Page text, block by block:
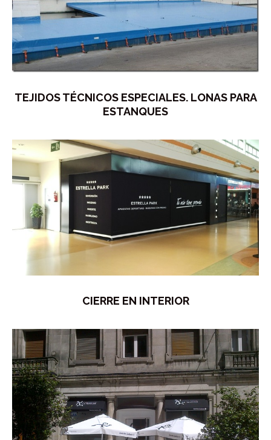
TEJIDOS TÉCNICOS ESPECIALES. LONAS PARA
ESTANQUES
CIERRE EN INTERIOR